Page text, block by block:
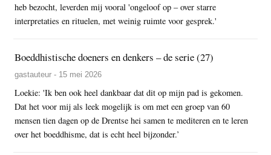
heb bezocht, leverden mij vooral 'ongeloof op – over starre
interpretaties en rituelen, met weinig ruimte voor gesprek.'
Boeddhistische doeners en denkers – de serie (27)
gastauteur - 15 mei 2026
Loekie: 'Ik ben ook heel dankbaar dat dit op mijn pad is gekomen.
Dat het voor mij als leek mogelijk is om met een groep van 60
mensen tien dagen op de Drentse hei samen te mediteren en te leren
over het boeddhisme, dat is echt heel bijzonder.’